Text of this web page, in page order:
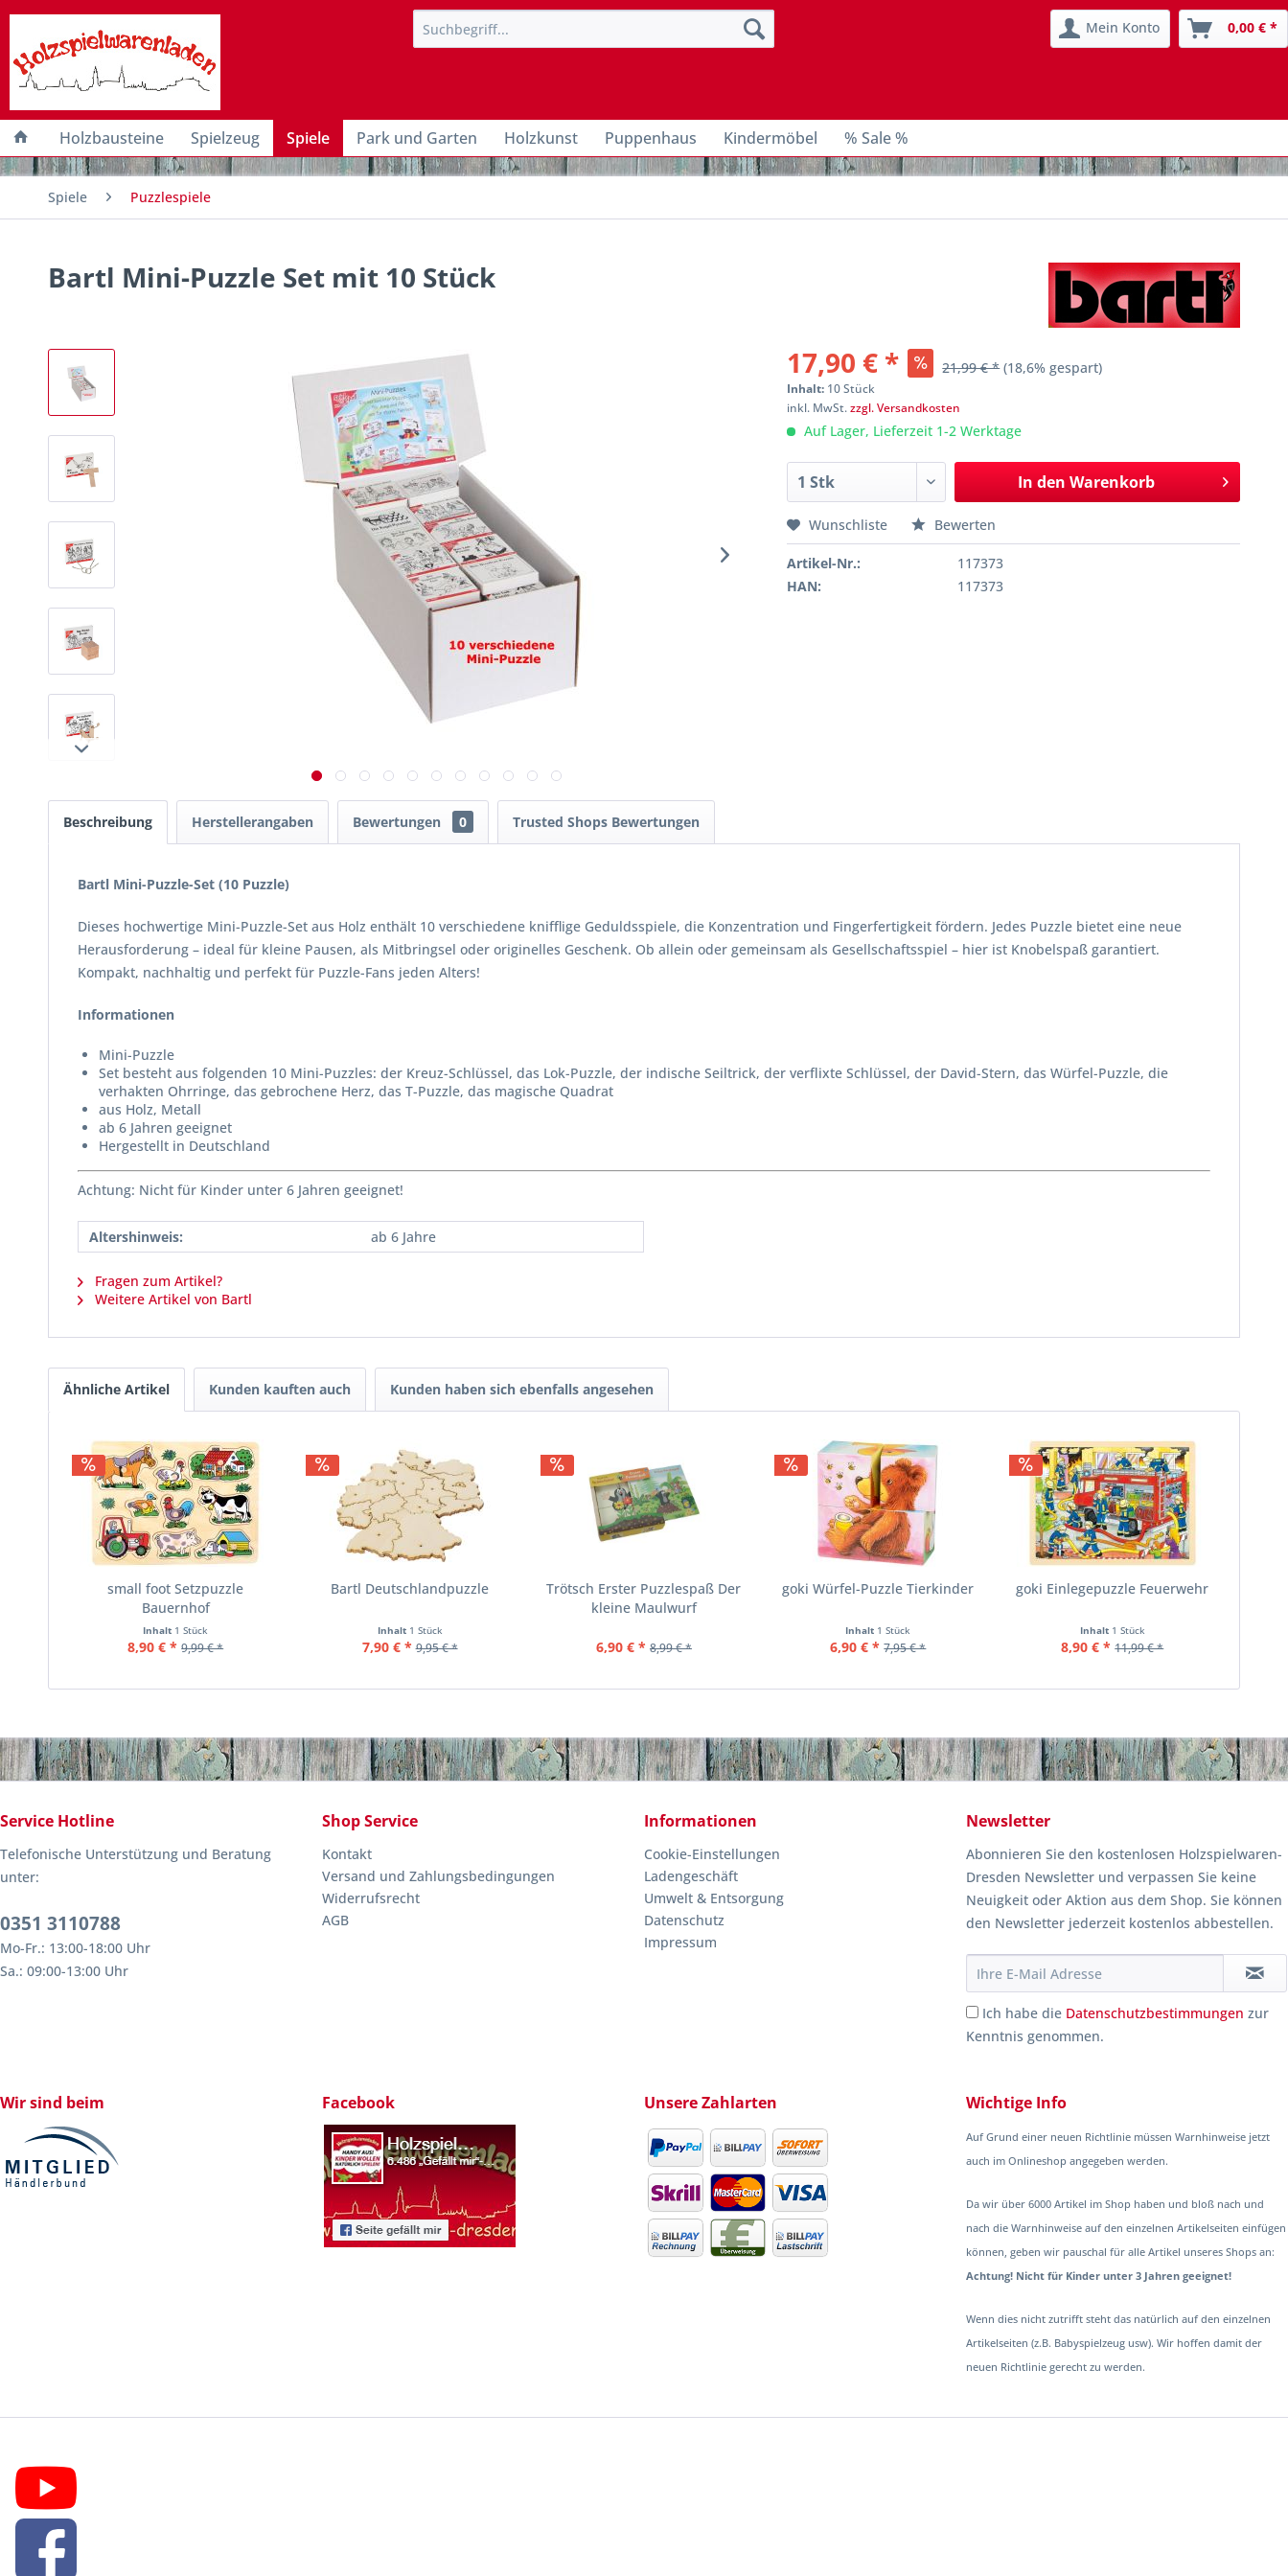
Mein Konto 0,00 € *
Holzbausteine Spielzeug Spiele Park und Garten Holzkunst Puppenhaus Kindermöbel % Sale %
Spiele Puzzlespiele
Bartl Mini-Puzzle Set mit 10 Stück
17,90 € * 21,99 € * (18,6% gespart)
Inhalt: 10 Stück
inkl. MwSt.zzgl. Versandkosten
Auf Lager, Lieferzeit 1-2 Werktage
In den Warenkorb
Wunschliste Bewerten
Artikel-Nr.:
117373
HAN:
117373
Beschreibung Herstellerangaben Bewertungen 0 Trusted Shops Bewertungen
Bartl Mini-Puzzle-Set (10 Puzzle)
Dieses hochwertige Mini-Puzzle-Set aus Holz enthält 10 verschiedene knifflige Geduldsspiele, die Konzentration und Fingerfertigkeit fördern. Jedes Puzzle bietet eine neue
Herausforderung – ideal für kleine Pausen, als Mitbringsel oder originelles Geschenk. Ob allein oder gemeinsam als Gesellschaftsspiel – hier ist Knobelspaß garantiert.
Kompakt, nachhaltig und perfekt für Puzzle-Fans jeden Alters!
Informationen
Mini-Puzzle
Set besteht aus folgenden 10 Mini-Puzzles: der Kreuz-Schlüssel, das Lok-Puzzle, der indische Seiltrick, der verflixte Schlüssel, der David-Stern, das Würfel-Puzzle, die
verhakten Ohrringe, das gebrochene Herz, das T-Puzzle, das magische Quadrat
aus Holz, Metall
ab 6 Jahren geeignet
Hergestellt in Deutschland
Achtung: Nicht für Kinder unter 6 Jahren geeignet!
Altershinweis: ab 6 Jahre
Fragen zum Artikel?
Weitere Artikel von Bartl
Ähnliche Artikel Kunden kauften auch Kunden haben sich ebenfalls angesehen
small foot Setzpuzzle
Bauernhof
Inhalt 1 Stück
8,90 € * 9,99 € *
Bartl Deutschlandpuzzle
Inhalt 1 Stück
7,90 € * 9,95 € *
Trötsch Erster Puzzlespaß Der
kleine Maulwurf
6,90 € * 8,99 € *
goki Würfel-Puzzle Tierkinder
Inhalt 1 Stück
6,90 € * 7,95 € *
goki Einlegepuzzle Feuerwehr
Inhalt 1 Stück
8,90 € * 11,99 € *
Service Hotline
Telefonische Unterstützung und Beratung
unter:
0351 3110788
Mo-Fr.: 13:00-18:00 Uhr
Sa.: 09:00-13:00 Uhr
Shop Service
Kontakt
Versand und Zahlungsbedingungen
Widerrufsrecht
AGB
Informationen
Cookie-Einstellungen
Ladengeschäft
Umwelt & Entsorgung
Datenschutz
Impressum
Newsletter
Abonnieren Sie den kostenlosen Holzspielwaren-
Dresden Newsletter und verpassen Sie keine
Neuigkeit oder Aktion aus dem Shop. Sie können
den Newsletter jederzeit kostenlos abbestellen.
Ich habe die Datenschutzbestimmungen zur
Kenntnis genommen.
Wir sind beim Facebook Unsere Zahlarten Wichtige Info
Auf Grund einer neuen Richtlinie müssen Warnhinweise jetzt
auch im Onlineshop angegeben werden.
Da wir über 6000 Artikel im Shop haben und bloß nach und
nach die Warnhinweise auf den einzelnen Artikelseiten einfügen
können, geben wir pauschal für alle Artikel unseres Shops an:
Achtung! Nicht für Kinder unter 3 Jahren geeignet!
Wenn dies nicht zutrifft steht das natürlich auf den einzelnen
Artikelseiten (z.B. Babyspielzeug usw). Wir hoffen damit der
neuen Richtlinie gerecht zu werden.